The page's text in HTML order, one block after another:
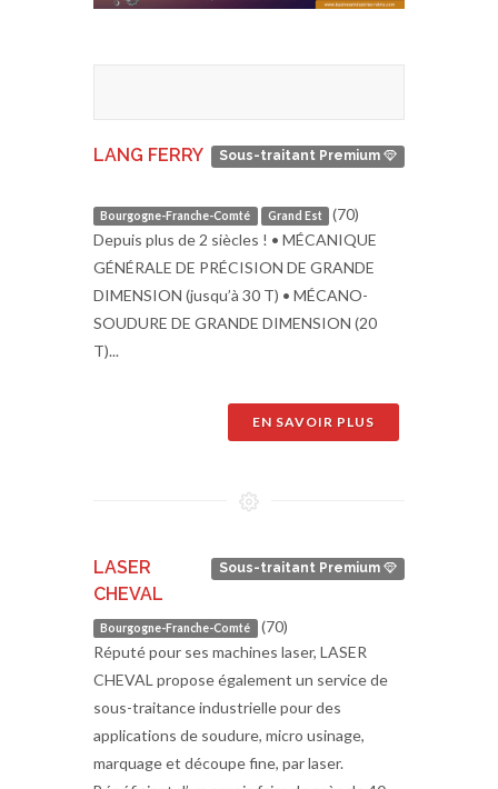
Sous-traitant Premium
LANG FERRY
Bourgogne-Franche-Comté Grand Est
(70)
Depuis plus de 2 siècles ! • MÉCANIQUE
GÉNÉRALE DE PRÉCISION DE GRANDE
DIMENSION (jusqu’à 30 T) • MÉCANO-
SOUDURE DE GRANDE DIMENSION (20
T)...
EN SAVOIR PLUS
Sous-traitant Premium
LASER
CHEVAL
Bourgogne-Franche-Comté (70)
Réputé pour ses machines laser, LASER
CHEVAL propose également un service de
sous-traitance industrielle pour des
applications de soudure, micro usinage,
marquage et découpe fine, par laser.